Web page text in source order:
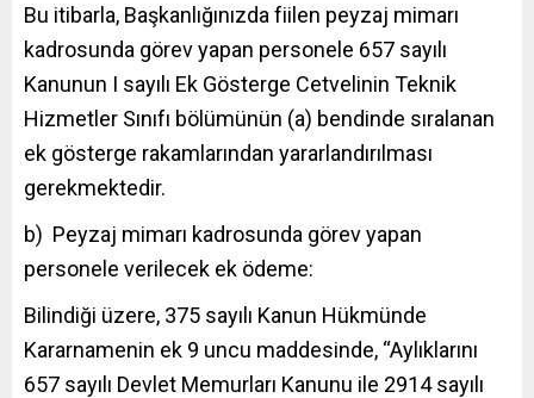
Bu itibarla, Başkanlığınızda fiilen peyzaj mimarı
kadrosunda görev yapan personele 657 sayılı
Kanunun I sayılı Ek Gösterge Cetvelinin Teknik
Hizmetler Sınıfı bölümünün (a) bendinde sıralanan
ek gösterge rakamlarından yararlandırılması
gerekmektedir.
b) Peyzaj mimarı kadrosunda görev yapan
personele verilecek ek ödeme:
Bilindiği üzere, 375 sayılı Kanun Hükmünde
Kararnamenin ek 9 uncu maddesinde, “Aylıklarını
657 sayılı Devlet Memurları Kanunu ile 2914 sayılı